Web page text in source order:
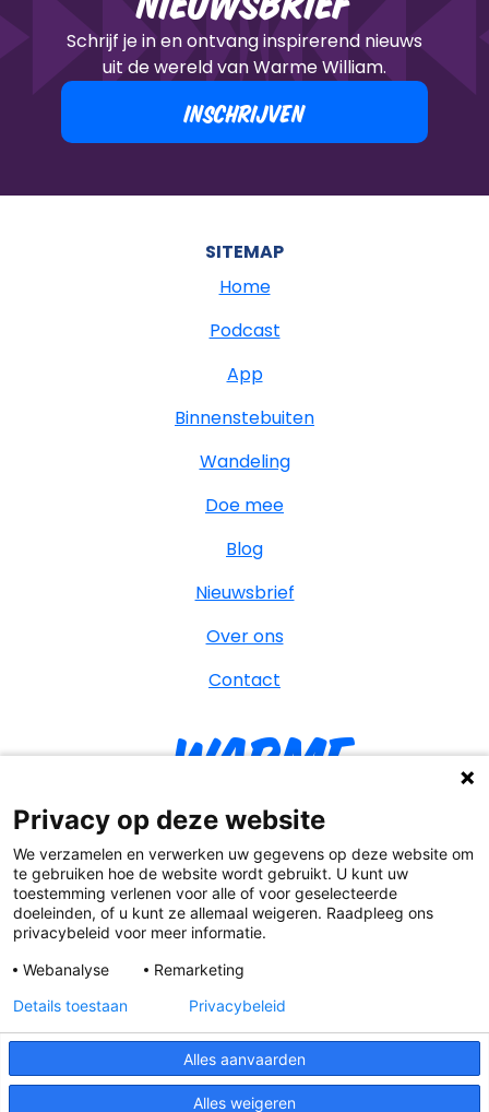
Schrijf je in en ontvang inspirerend nieuws
uit de wereld van Warme William.
INSCHRIJVEN
SITEMAP
Home
Podcast
App
Binnenstebuiten
Wandeling
Doe mee
Blog
Nieuwsbrief
Over ons
Contact
Warme
William
Facebook
Algemene voorwaarden
Warme William ©
Privacy op deze website
We verzamelen en verwerken uw gegevens op deze website om
te gebruiken hoe de website wordt gebruikt. U kunt uw
toestemming verlenen voor alle of voor geselecteerde
doeleinden, of u kunt ze allemaal weigeren. Raadpleeg ons
privacybeleid voor meer informatie.
Webanalyse
Remarketing
Alles aanvaarden
Alles weigeren
Details toestaan Privacybeleid